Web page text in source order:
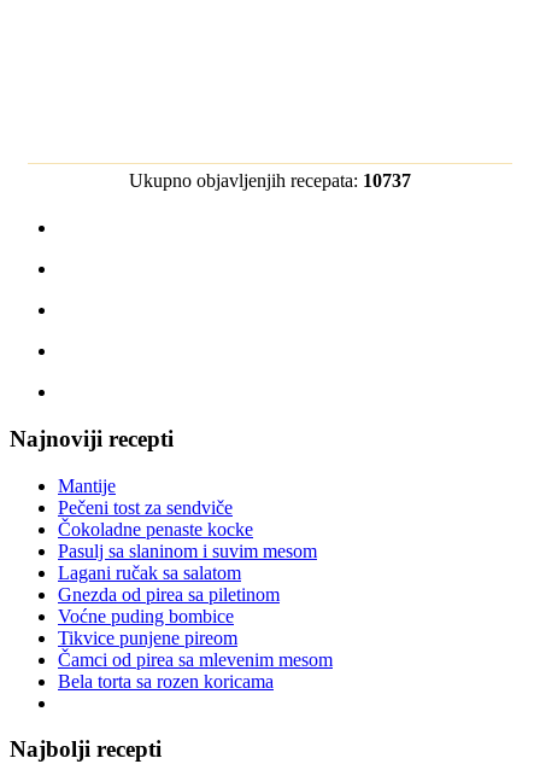
Ukupno objavljenjih recepata: 10737
Najnoviji recepti
Mantije
Pečeni tost za sendviče
Čokoladne penaste kocke
Pasulj sa slaninom i suvim mesom
Lagani ručak sa salatom
Gnezda od pirea sa piletinom
Voćne puding bombice
Tikvice punjene pireom
Čamci od pirea sa mlevenim mesom
Bela torta sa rozen koricama
Najbolji recepti